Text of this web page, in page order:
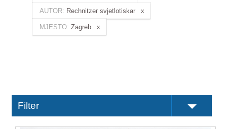
AUTOR: Rechnitzer svjetlotiskar
MJESTO: Zagreb
Filter